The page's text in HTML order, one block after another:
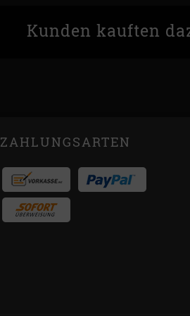
Kunden kauften
ZAHLUNGSARTEN